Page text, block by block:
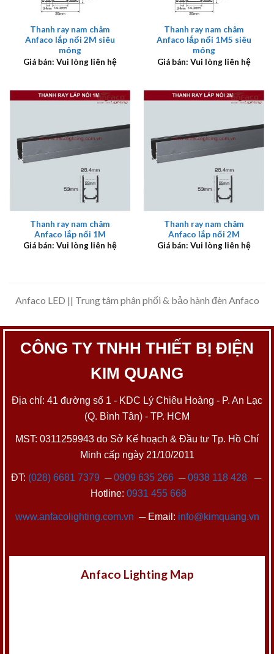
Thanh ray nam châm
Anfaco lắp nổi 2M siêu
mỏng
Giá bán: Vui lòng liên hệ
Thanh ray nam châm
Anfaco lắp nổi 1M5 siêu
mỏng
Giá bán: Vui lòng liên hệ
Thanh ray nam châm
Anfaco lắp nổi 1M
Giá bán: Vui lòng liên hệ
Thanh ray nam châm
Anfaco lắp nổi 2M
Giá bán: Vui lòng liên hệ
Anfaco LED || Trung tâm phân phối & bảo hành đèn Anfaco
CÔNG TY TNHH THIẾT BỊ ĐIỆN
KIM QUANG
Địa chỉ: 41 đường số 1 - KDC Lý Chiêu Hoàng - P. An Lạc
(Q. Bình Tân) - TP. HCM
MST: 0311259943 do Sở Kế hoạch & Đầu tư Tp. Hồ Chí
Minh cấp ngày 21/10/2011
ĐT: (028) 6681 7379 ─0909 635 266─0938 118 428─
Hotline: 0931 455 668
www.anfacolighting.com.vn ─ Email: info@kimquang.vn
Anfaco Lighting Map